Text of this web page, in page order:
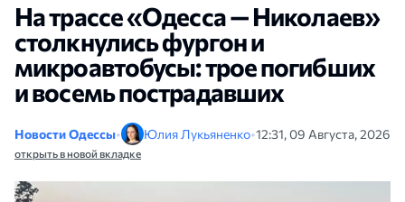
На трассе «Одесса — Николаев»
столкнулись фургон и
микроавтобусы: трое погибших
и восемь пострадавших
Новости Одессы• Юлия Лукьяненко•12:31, 09 Августа, 2026
открыть в новой вкладке